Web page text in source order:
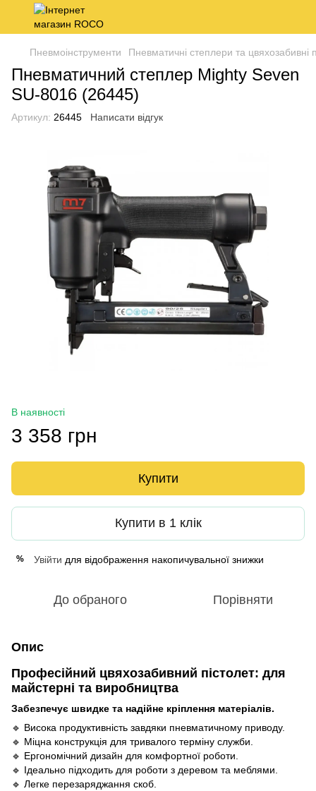
Пневмоінструменти Пневматичні степлери та цвяхозабивні
Пневматичний степлер Mighty Seven
SU-8016 (26445)
Артикул: 26445 Написати відгук
В наявності
3 358 грн
Купити
Купити в 1 клік
% Увійти для відображення накопичувальної знижки
До обраного Порівняти
Опис
Професійний цвяхозабивний пістолет: для
майстерні та виробництва
Забезпечує швидке та надійне кріплення матеріалів.
🔹 Висока продуктивність завдяки пневматичному приводу.
🔹 Міцна конструкція для тривалого терміну служби.
🔹 Ергономічний дизайн для комфортної роботи.
🔹 Ідеально підходить для роботи з деревом та меблями.
🔹 Легке перезаряджання скоб.